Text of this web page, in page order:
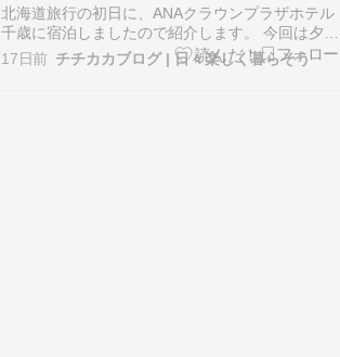
北海道旅行の初日に、ANAクラウンプラザホテル
千歳に宿泊しましたので紹介します。 今回は夕方
に新千歳空港へ到着し、到着日は空港近くのホテ
ルで休んで翌日から本格的に行動する旅程です。
17日前 チチカカブログ | 日々楽しく暮らそう